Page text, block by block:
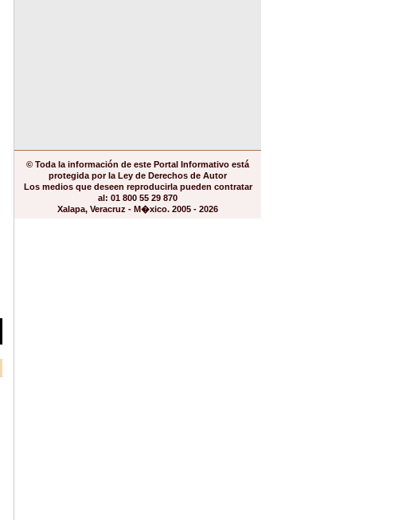
© Toda la información de este Portal Informativo está
protegida por la Ley de Derechos de Autor
Los medios que deseen reproducirla pueden contratar
al: 01 800 55 29 870
Xalapa, Veracruz - M�xico. 2005 - 2026